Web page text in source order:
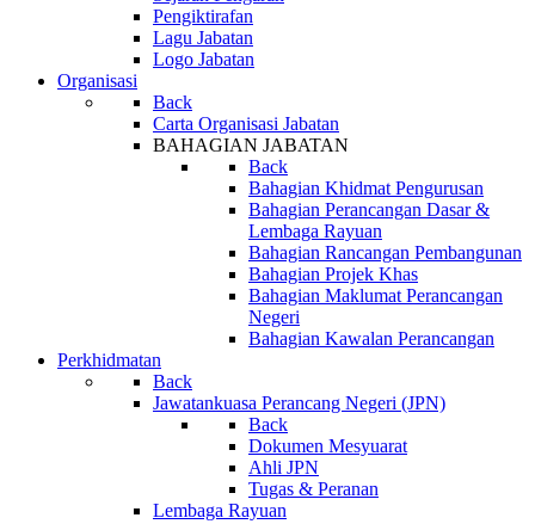
Pengiktirafan
Lagu Jabatan
Logo Jabatan
Organisasi
Back
Carta Organisasi Jabatan
BAHAGIAN JABATAN
Back
Bahagian Khidmat Pengurusan
Bahagian Perancangan Dasar &
Lembaga Rayuan
Bahagian Rancangan Pembangunan
Bahagian Projek Khas
Bahagian Maklumat Perancangan
Negeri
Bahagian Kawalan Perancangan
Perkhidmatan
Back
Jawatankuasa Perancang Negeri (JPN)
Back
Dokumen Mesyuarat
Ahli JPN
Tugas & Peranan
Lembaga Rayuan